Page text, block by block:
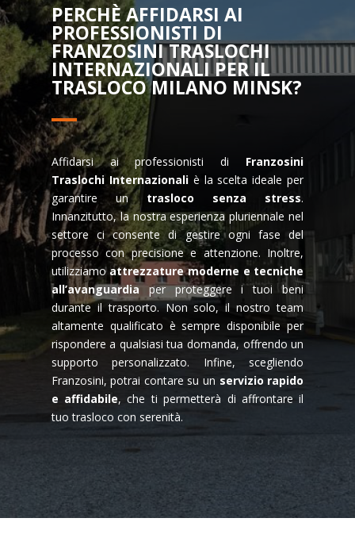
PERCHÈ AFFIDARSI AI
PROFESSIONISTI DI
FRANZOSINI TRASLOCHI
INTERNAZIONALI PER IL
TRASLOCO MILANO MINSK?
Affidarsi ai professionisti di Franzosini
Traslochi Internazionaliè la scelta ideale per
garantire un trasloco senza stress.
Innanzitutto, la nostra esperienza pluriennale nel
settore ci consente di gestire ogni fase del
processo con precisione e attenzione. Inoltre,
utilizziamoattrezzature moderne e tecniche
all’avanguardiaper proteggere i tuoi beni
durante il trasporto. Non solo, il nostro team
altamente qualificato è sempre disponibile per
rispondere a qualsiasi tua domanda, offrendo un
supporto personalizzato. Infine, scegliendo
Franzosini, potrai contare su un servizio rapido
e affidabile, che ti permetterà di affrontare il
tuo trasloco con serenità.